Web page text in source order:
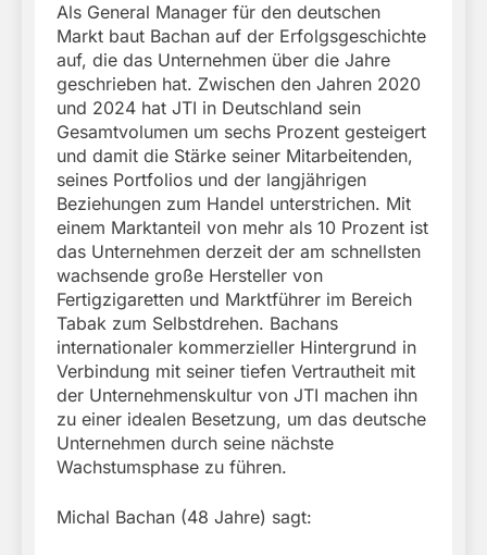
Als General Manager für den deutschen
Markt baut Bachan auf der Erfolgsgeschichte
auf, die das Unternehmen über die Jahre
geschrieben hat. Zwischen den Jahren 2020
und 2024 hat JTI in Deutschland sein
Gesamtvolumen um sechs Prozent gesteigert
und damit die Stärke seiner Mitarbeitenden,
seines Portfolios und der langjährigen
Beziehungen zum Handel unterstrichen. Mit
einem Marktanteil von mehr als 10 Prozent ist
das Unternehmen derzeit der am schnellsten
wachsende große Hersteller von
Fertigzigaretten und Marktführer im Bereich
Tabak zum Selbstdrehen. Bachans
internationaler kommerzieller Hintergrund in
Verbindung mit seiner tiefen Vertrautheit mit
der Unternehmenskultur von JTI machen ihn
zu einer idealen Besetzung, um das deutsche
Unternehmen durch seine nächste
Wachstumsphase zu führen.
Michal Bachan (48 Jahre) sagt: